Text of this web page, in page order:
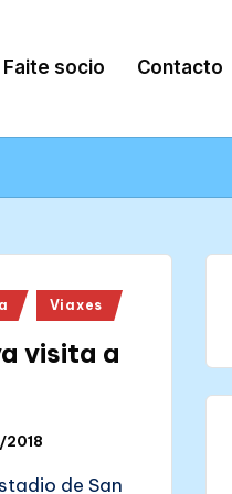
Faite socio Contacto
Viaxes
visita a
de San